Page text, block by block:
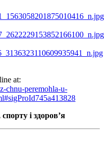
at:
chnu-peremohla-u-
і здоров’я